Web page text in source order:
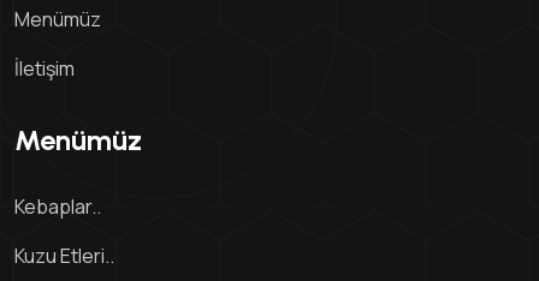
Menümüz
İletişim
Menümüz
Kebaplar..
Kuzu Etleri..